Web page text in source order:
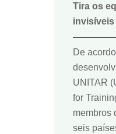
Tira os
invisíveis
De
UNITAR
for
membros
seis